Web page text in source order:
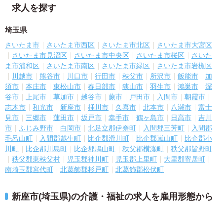
求人を探す
埼玉県
さいたま市 さいたま市西区 さいたま市北区
さいたま市大宮区
さいたま市見沼区
さいたま市中央区 さいたま市桜区
さいた
ま市浦和区
さいたま市南区 さいたま市緑区
さいたま市岩槻区
川越市
熊谷市 川口市 行田市 秩父市 所沢市 飯能市
加
須市
本庄市 東松山市 春日部市 狭山市 羽生市 鴻巣市
深
谷市
上尾市 草加市 越谷市 蕨市 戸田市 入間市
朝霞市
志木市
和光市 新座市 桶川市 久喜市 北本市 八潮市
富士
見市
三郷市 蓮田市 坂戸市 幸手市 鶴ヶ島市 日高市
吉川
市
ふじみ野市 白岡市 北足立郡伊奈町 入間郡三芳町
入間郡
毛呂山町
入間郡越生町 比企郡滑川町 比企郡嵐山町
比企郡小
川町
比企郡川島町 比企郡鳩山町 秩父郡横瀬町
秩父郡皆野町
秩父郡東秩父村
児玉郡神川町 児玉郡上里町
大里郡寄居町
南埼玉郡宮代町
北葛飾郡杉戸町 北葛飾郡松伏町
新座市(埼玉県)の介護・福祉の求人を雇用形態から